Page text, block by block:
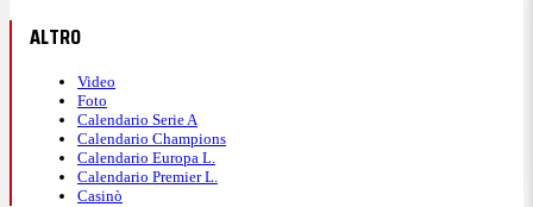
ALTRO
Video
Foto
Calendario Serie A
Calendario Champions
Calendario Europa L.
Calendario Premier L.
Casinò